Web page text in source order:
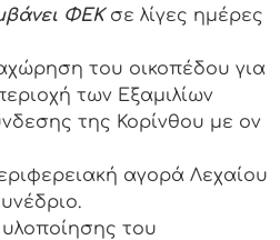
ΦΕΚσε λίγες ημέρες
του οικοπέδου για
των Εξαμιλίων
της Κορίνθου με ον
αγορά Λεχαίου
του